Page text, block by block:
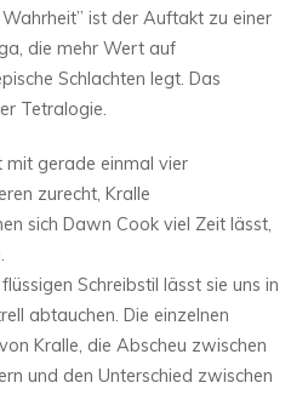
ist der Auftakt zu einer
die mehr Wert auf
Schlachten legt. Das
Tetralogie.
mit gerade einmal vier
zurecht, Kralle
sich Dawn Cook viel Zeit lässt,
Schreibstil lässt sie uns in
abtauchen. Die einzelnen
Kralle, die Abscheu zwischen
und den Unterschied zwischen